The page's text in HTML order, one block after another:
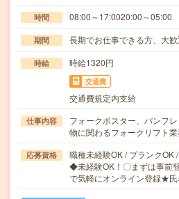
時間 08:00～17:0020:00～05:00
期間 長期でお仕事できる方、大歓
時給 時給1320円
交通費
交通費規定内支給
仕事内容
フォークポスター、パンフ
物に関わるフォークリフト
応募資格
職種未経験OK / ブランクOK
◆未経験OK！〇まずは事前
で気軽にオンライン登録★